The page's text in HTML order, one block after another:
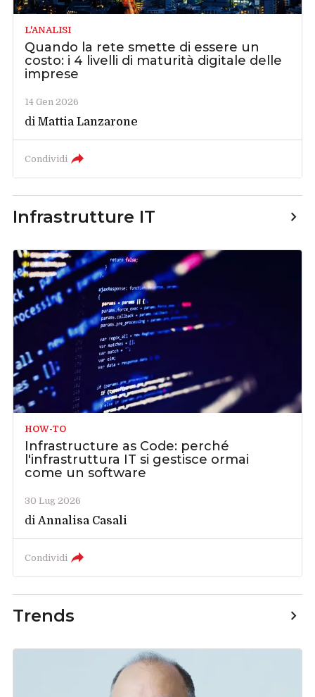
L'ANALISI
Quando la rete smette di essere un
costo: i 4 livelli di maturità digitale delle
imprese
14 Gen 2026
diMattia Lanzarone
Condividi
Infrastrutture IT
HOW-TO
Infrastructure as Code: perché
l'infrastruttura IT si gestisce ormai
come un software
30 Lug 2026
diAnnalisa Casali
Condividi
Trends